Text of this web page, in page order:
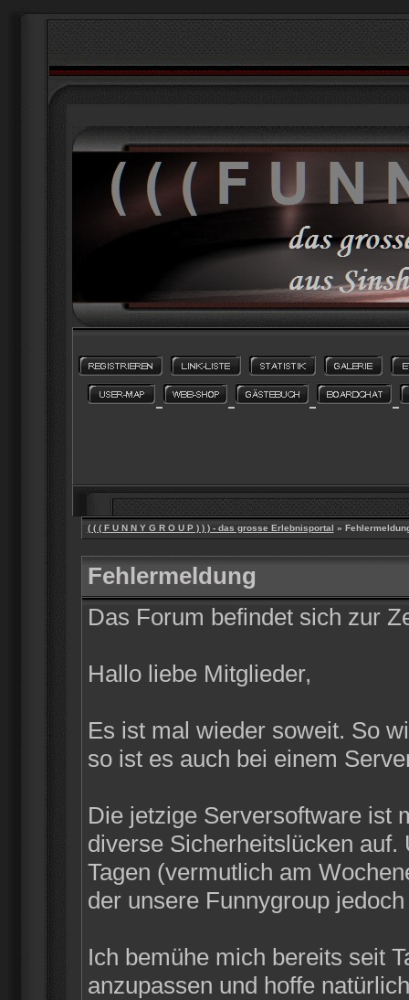
( ( ( F U N N Y G R O U P ) ) ) - das grosse Erlebnisportal »
Fehlermeldung
Das Forum befindet sich zur
Hallo liebe Mitglieder,
Es ist mal wieder soweit. So
so ist es auch bei einem
Die jetzige Serversoftware ist
diverse Sicherheitslücken
Tagen (vermutlich am
der unsere Funnygroup
Ich bemühe mich bereits seit
anzupassen und hoffe